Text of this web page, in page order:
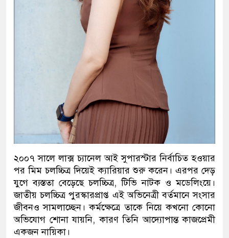
২০০৭ সালে লাক্স চ্যানেল আই সুপারস্টার নির্বাচিত হওয়ার
পর মিম চলচ্চিত্র দিয়েই ক্যারিয়ার শুরু করেন। এরপর দেড়
যুগে ব্যস্ততা বেড়েছে চলচ্চিত্র, টিভি নাটক ও মডেলিংয়ে।
জাতীয় চলচ্চিত্র পুরস্কারপ্রাপ্ত এই অভিনেত্রী বর্তমানে সংসার
জীবনও সামলাচ্ছেন। কর্মক্ষেত্রে তাকে নিয়ে কখনো কোনো
অভিযোগ শোনা যায়নি, কারণ তিনি আদ্যোপান্ত কাজপ্রেমী
একজন নায়িকা।